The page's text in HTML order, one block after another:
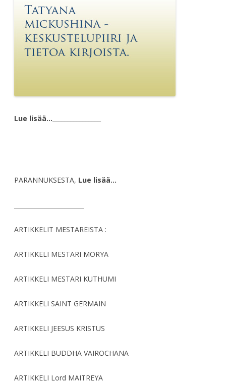
Lue lisää…
PARANNUKSESTA, Lue lisää…
ARTIKKELIT MESTAREISTA :
ARTIKKELI MESTARI MORYA
ARTIKKELI MESTARI KUTHUMI
ARTIKKELI SAINT GERMAIN
ARTIKKELI JEESUS KRISTUS
ARTIKKELI BUDDHA VAIROCHANA
ARTIKKELI Lord MAITREYA